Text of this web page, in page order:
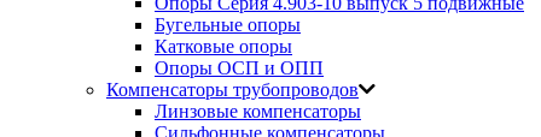
Бугельные опоры
Катковые опоры
Опоры ОСП и ОПП
Компенсаторы трубопроводов
Линзовые компенсаторы